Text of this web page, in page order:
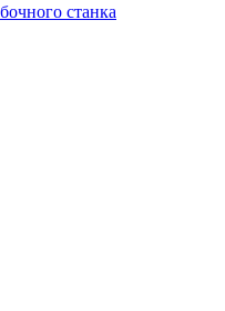
станка